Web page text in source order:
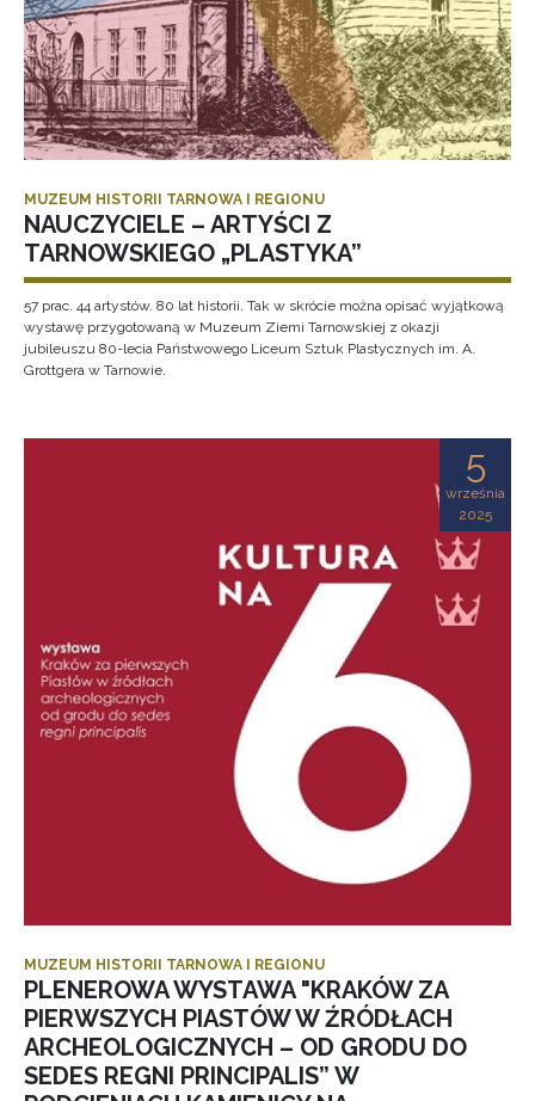
MUZEUM HISTORII TARNOWA I REGIONU
NAUCZYCIELE – ARTYŚCI Z
TARNOWSKIEGO „PLASTYKA”
57 prac. 44 artystów. 80 lat historii. Tak w skrócie można opisać wyjątkową
wystawę przygotowaną w Muzeum Ziemi Tarnowskiej z okazji
jubileuszu 80-lecia Państwowego Liceum Sztuk Plastycznych im. A.
Grottgera w Tarnowie.
5
września
2025
MUZEUM HISTORII TARNOWA I REGIONU
PLENEROWA WYSTAWA "KRAKÓW ZA
PIERWSZYCH PIASTÓW W ŹRÓDŁACH
ARCHEOLOGICZNYCH – OD GRODU DO
SEDES REGNI PRINCIPALIS” W